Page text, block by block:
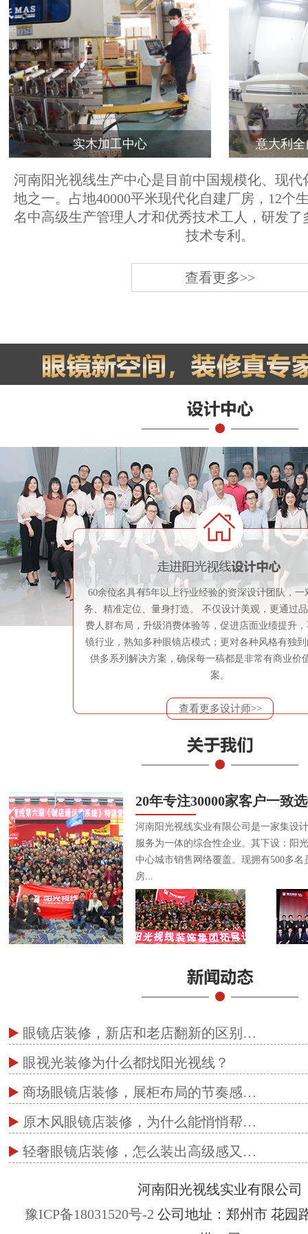
实木加工中心 意大利
河南阳光视线生产中心是目前中国规模化、现代
地之一。占地40000平米现代化自建厂房，12个
名中高级生产管理人才和优秀技术工人，研发了
技术专利。
查看更多>>
60余位名具有5年以上行业经验的资深设计团队，一
务、精准定位、量身打造。 不仅设计美观，更通过
费人群布局，升级消费体验等，促进店面业绩提升
镜行业，熟知多种眼镜店模式；更对各种风格有独
供多系列解决方案，确保每一稿都是非常有商业价
案。
查看更多设计师>>
20年专注30000家客户一致
河南阳光视线实业有限公司是一家集设
服务为一体的综合性企业。其下设：阳
中心城市销售网络覆盖。现拥有500多
房...
眼镜店装修，新店和老店翻新的区别…
眼视光装修为什么都找阳光视线？
商场眼镜店装修，展柜布局的节奏感…
原木风眼镜店装修，为什么能悄悄帮…
轻奢眼镜店装修，怎么装出高级感又…
河南阳光视线实业有限公司
豫ICP备18031520号-2 公司地址：郑州市 花园